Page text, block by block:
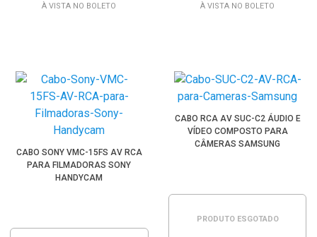
À VISTA NO BOLETO À VISTA NO BOLETO
CABO SONY VMC-15FS AV RCA
PARA FILMADORAS SONY
HANDYCAM
CABO RCA AV SUC-C2 ÁUDIO E
VÍDEO COMPOSTO PARA
CÂMERAS SAMSUNG
PRODUTO ESGOTADO